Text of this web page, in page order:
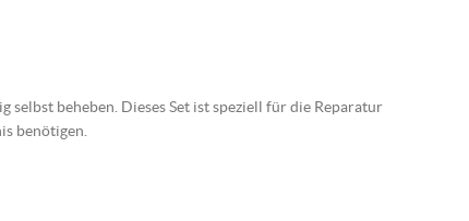
selbst beheben. Dieses Set ist speziell für die Reparatur
benötigen.